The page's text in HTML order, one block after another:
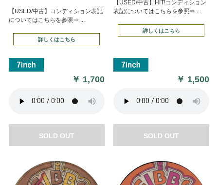
【USED/中古】コンディション表記
についてはこちらを参照⇒ ...
詳しくはこちら
￥ 1,700
SOLD OUT
【USED/中古】HIT!コンディション
表記についてはこちらを参照⇒ ...
詳しくはこちら
￥ 1,500
SOLD OUT